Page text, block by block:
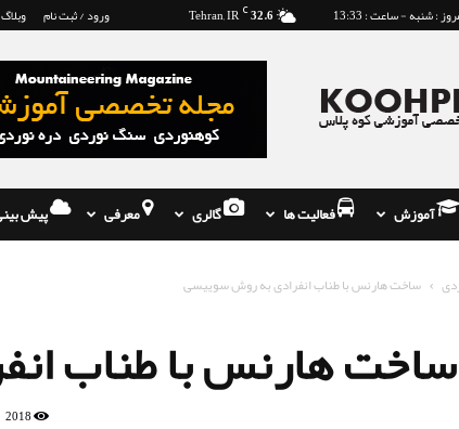
32.6
C
Tehran, IR : شنبه - ساعت : 13:33 ورود / ثبت نام وبلاگ
آموزش فعالیت ها گالری معرفی پیش
ساخت هارنس با طناب انفرادی به روش سوییسی
ساخت هارنس با طناب
2018